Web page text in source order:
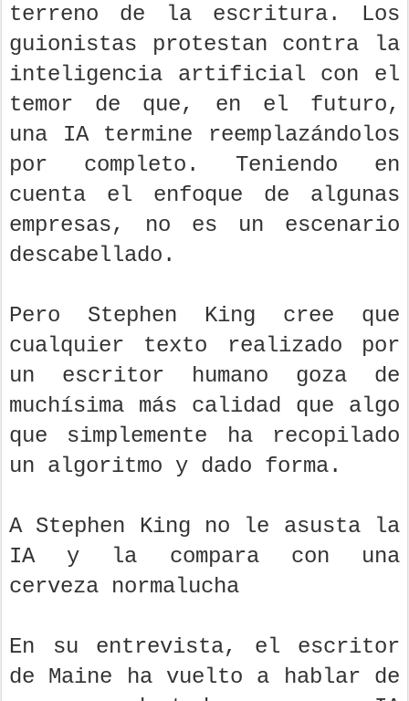
terreno de la escritura. Los
guionistas protestan contra la
inteligencia artificial con el
temor de que, en el futuro,
una IA termine reemplazándolos
por completo. Teniendo en
cuenta el enfoque de algunas
empresas, no es un escenario
descabellado.
Pero Stephen King cree que
cualquier texto realizado por
un escritor humano goza de
muchísima más calidad que algo
que simplemente ha recopilado
un algoritmo y dado forma.
A Stephen King no le asusta la
IA y la compara con una
cerveza normalucha
En su entrevista, el escritor
de Maine ha vuelto a hablar de